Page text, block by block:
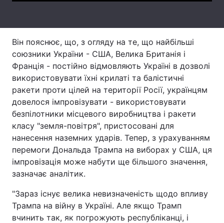
Він пояснює, що, з огляду на те, що найбільші
союзники України - США, Велика Британія і
Франція - постійно відмовляють Україні в дозволі
використовувати їхні крилаті та балістичні
ракети проти цілей на території Росії, українцям
довелося імпровізувати - використовувати
безпілотники місцевого виробництва і ракети
класу "земля-повітря", пристосовані для
нанесення наземних ударів. Тепер, з урахуванням
перемоги Дональда Трампа на виборах у США, ця
імпровізація може набути ще більшого значення,
зазначає аналітик.
"Зараз існує велика невизначеність щодо впливу
Трампа на війну в Україні. Але якщо Трамп
вчинить так, як погрожують республіканці, і